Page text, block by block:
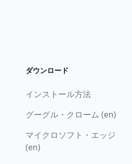
ダウンロード
インストール方法
グーグル・クローム (en)
マイクロソフト・エッジ
(en)